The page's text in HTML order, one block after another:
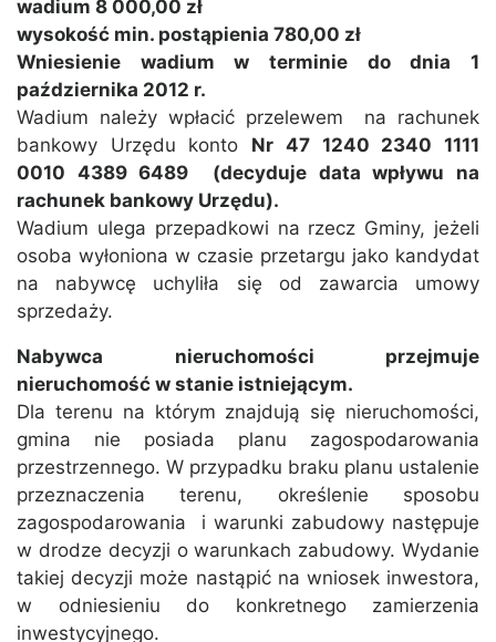
wadium 8 000,00 zł
wysokość min. postąpienia 780,00 zł
Wniesienie wadium w terminie do dnia 1
października 2012 r.
Wadium należy wpłacić przelewem na rachunek
bankowy Urzędu konto Nr 47 1240 2340 1111
0010 4389 6489 (decyduje data wpływu na
rachunek bankowy Urzędu).
Wadium ulega przepadkowi na rzecz Gminy, jeżeli
osoba wyłoniona w czasie przetargu jako kandydat
na nabywcę uchyliła się od zawarcia umowy
sprzedaży.
Nabywca nieruchomości przejmuje
nieruchomość w stanie istniejącym.
Dla terenu na którym znajdują się nieruchomości,
gmina nie posiada planu zagospodarowania
przestrzennego. W przypadku braku planu ustalenie
przeznaczenia terenu, określenie sposobu
zagospodarowania i warunki zabudowy następuje
w drodze decyzji o warunkach zabudowy. Wydanie
takiej decyzji może nastąpić na wniosek inwestora,
w odniesieniu do konkretnego zamierzenia
inwestycyjnego.